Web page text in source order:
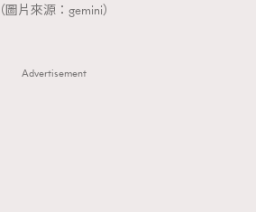
（圖片來源：gemini）
Advertisement